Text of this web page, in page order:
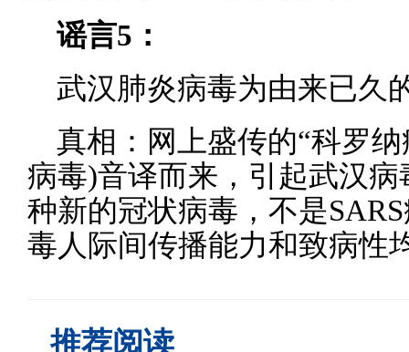
谣言5：
武汉肺炎病毒为由来已久
真相：网上盛传的“科罗
病毒)音译而来，引起武汉
种新的冠状病毒，不是
毒人际间传播能力和致病性
推荐阅读